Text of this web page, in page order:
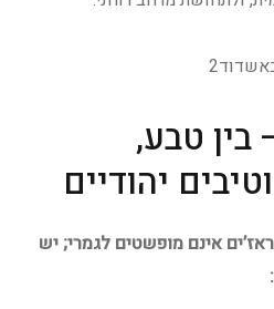
בין טבע,
יהודיים
אינם מופשטים לגמרי; יש